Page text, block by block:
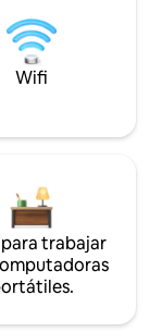
Wifi
trabajar